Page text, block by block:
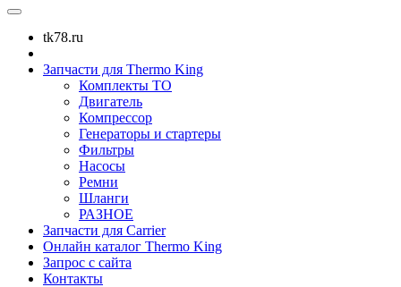
tk78.ru
Запчасти для Thermo King
Комплекты ТО
Двигатель
Компрессор
Генераторы и стартеры
Фильтры
Насосы
Ремни
Шланги
РАЗНОЕ
Запчасти для Carrier
Онлайн каталог Thermo King
Запрос с сайта
Контакты